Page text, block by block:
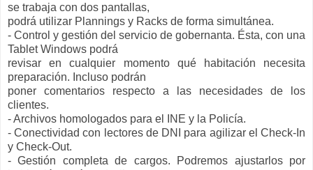
se trabaja con dos pantallas,
podrá utilizar Plannings y Racks de forma simultánea.
- Control y gestión del servicio de gobernanta. Ésta, con una
Tablet Windows podrá
revisar en cualquier momento qué habitación necesita
preparación. Incluso podrán
poner comentarios respecto a las necesidades de los
clientes.
- Archivos homologados para el INE y la Policía.
- Conectividad con lectores de DNI para agilizar el Check-In
y Check-Out.
- Gestión completa de cargos. Podremos ajustarlos por